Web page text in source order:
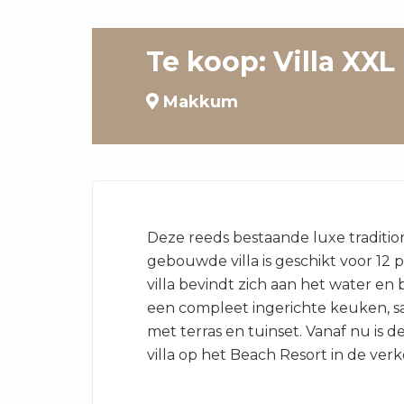
Te koop: Villa
Makkum
Deze reeds bestaande luxe
gebouwde villa is geschikt voor 12
villa bevindt zich aan het water en
een compleet ingerichte keuken,
met terras en tuinset. Vanaf nu is
villa op het Beach Resort in de